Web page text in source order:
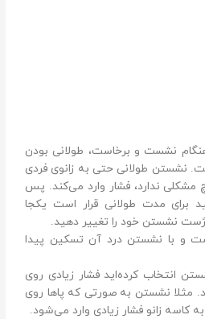
نشست و برخاست، طولانی بودن
نشستن طولانی حتی به زانوی فردی
ندارد، فشار وارد می‌کند. پس
برای مدت طولانی قرار است یکجا
نشستن خود را تغییر دهید.
و با نشستن درد آن تسکین پیدا
انتخاب کرده‌اید فشار زیادی روی
مثلا نشستن به صورتی که پاها روی
به کاسه زانو فشار زیادی وارد می‌شود.